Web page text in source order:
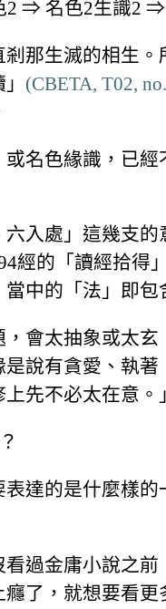
⇒ 名色2生識2 ⇒
剎那生滅的相生
(CBETA, T02,
名色緣識，已經
入處」這幾支
經的「讀經拾
中的「法」即
會太抽象或太
說有貪愛、執
先不必太在意。
表達的是什麼樣
過金庸小說之
了，就想要看